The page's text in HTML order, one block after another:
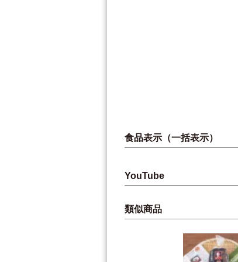
食品表示（一括表示）
YouTube
類似商品